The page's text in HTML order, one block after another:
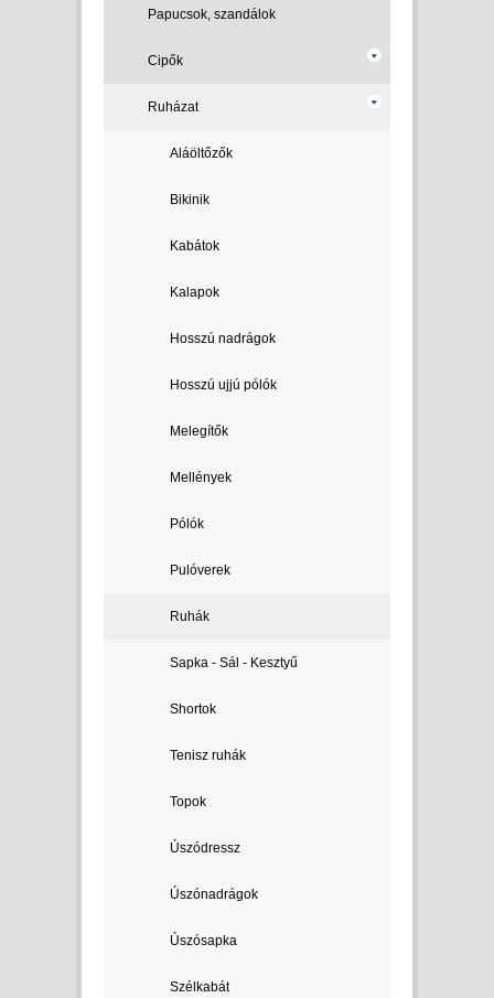
Papucsok, szandálok
Cipők
Ruházat
Aláöltőzők
Bikinik
Kabátok
Kalapok
Hosszú nadrágok
Hosszú ujjú pólók
Melegítők
Mellények
Pólók
Pulóverek
Ruhák
Sapka - Sál - Kesztyű
Shortok
Tenisz ruhák
Topok
Úszódressz
Úszónadrágok
Úszósapka
Szélkabát